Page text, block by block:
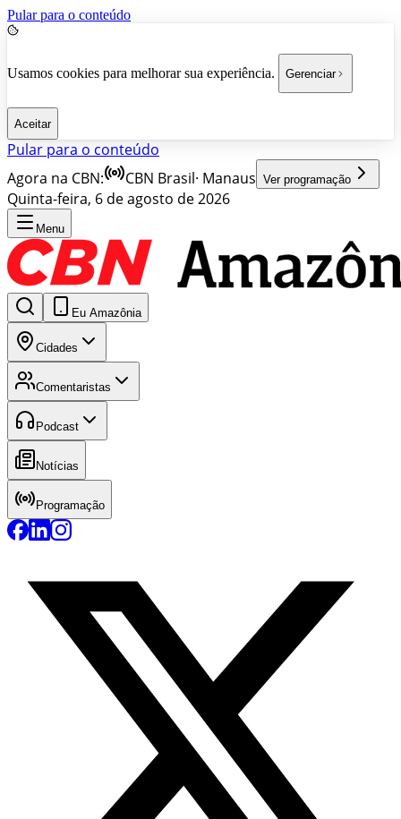
Pular para o conteúdo
Usamos cookies para melhorar sua experiência. Gerenciar
Aceitar
Pular para o conteúdo
Agora na CBN:
CBN Brasil· Manaus Ver programação
Quinta-feira, 6 de agosto de 2026
Menu
Eu Amazônia
Cidades
Comentaristas
Podcast
Notícias
Programação